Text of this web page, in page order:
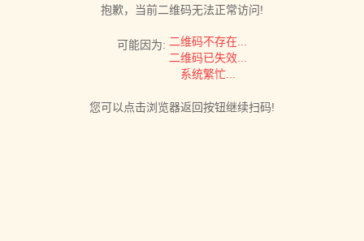
抱歉，当前二维码无法正常访问!
可能因为: 二维码不存在...
二维码已失效...
系统繁忙...
您可以点击浏览器返回按钮继续扫码!